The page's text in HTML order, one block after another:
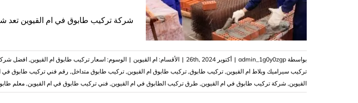
شركة تركيب طابوق في ام القيوين تعد
بواسطة admin_1g0y0zgp
| أكتوبر 26th, 2024 | الأقسام: ام القيوين | الوسوم: اسعار تركيب طابوق ام القيوين,افضل
تركيب سيراميك وبلاط ام القيوين, تركيب طابوق, تركيب طابوق ام القيوين, تركيب طابوق متداخل, رقم فني تركيب طابوق في
القيوين, شركة تركيب طابوق في ام القيوين, طرق تركيب الطابوق في ام القيوين, فني تركيب طابوق في ام القيوين, معلم